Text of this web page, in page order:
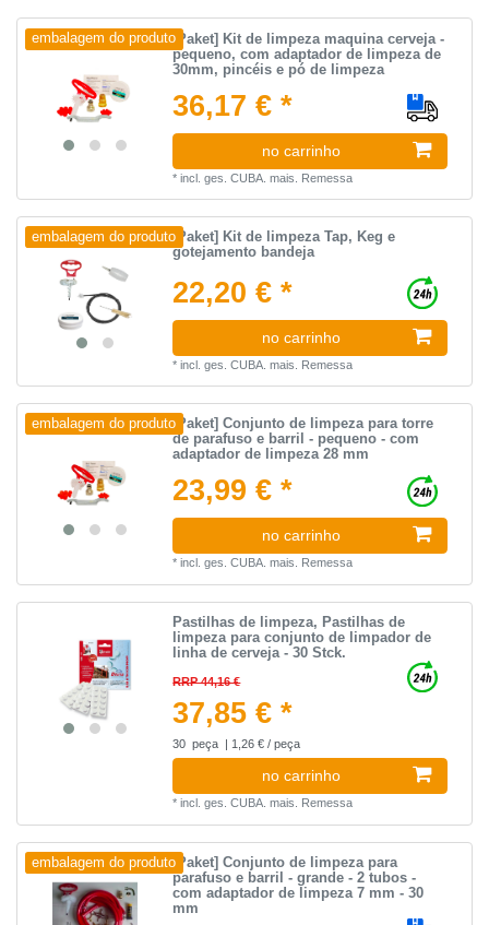
embalagem do produto[Paket] Kit de limpeza maquina cerveja -
pequeno, com adaptador de limpeza de
30mm, pincéis e pó de limpeza
36,17 € *
no carrinho
*incl. ges. CUBA. mais. Remessa
embalagem do produto[Paket] Kit de limpeza Tap, Keg e
gotejamento bandeja
22,20 € *
no carrinho
*incl. ges. CUBA. mais. Remessa
embalagem do produto[Paket] Conjunto de limpeza para torre
de parafuso e barril - pequeno - com
adaptador de limpeza 28 mm
23,99 € *
no carrinho
*incl. ges. CUBA. mais. Remessa
Pastilhas de limpeza, Pastilhas de
limpeza para conjunto de limpador de
linha de cerveja - 30 Stck.
RRP 44,16 €
37,85 € *
30 peça | 1,26 € / peça
no carrinho
*incl. ges. CUBA. mais. Remessa
embalagem do produto[Paket] Conjunto de limpeza para
parafuso e barril - grande - 2 tubos -
com adaptador de limpeza 7 mm - 30
mm